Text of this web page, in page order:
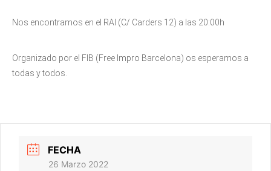
Nos encontramos en el RAI (C/ Carders 12) a las 20:00h
Organizado por el FIB (Free Impro Barcelona) os esperamos a
todas y todos.
FECHA
26 Marzo 2022